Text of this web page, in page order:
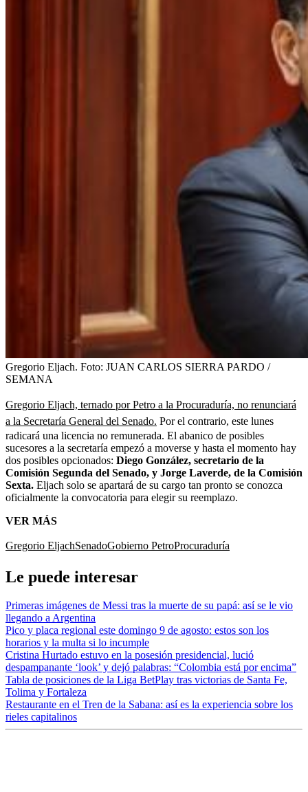
Gregorio Eljach. Foto: JUAN CARLOS SIERRA PARDO /
SEMANA
Gregorio Eljach, ternado por Petro a la Procuraduría, no renunciará
a la Secretaría General del Senado. Por el contrario, este lunes
radicará una licencia no remunerada. El abanico de posibles
sucesores a la secretaría empezó a moverse y hasta el momento hay
dos posibles opcionados: Diego González, secretario de la
Comisión Segunda del Senado, y Jorge Laverde, de la Comisión
Sexta. Eljach solo se apartará de su cargo tan pronto se conozca
oficialmente la convocatoria para elegir su reemplazo.
VER MÁS
Gregorio EljachSenadoGobierno PetroProcuraduría
Le puede interesar
Primeras imágenes de Messi tras la muerte de su papá: así se le vio
llegando a Argentina
Pico y placa regional este domingo 9 de agosto: estos son los
horarios y la multa si lo incumple
Cristina Hurtado estuvo en la posesión presidencial, lució
despampanante ‘look’ y dejó palabras: “Colombia está por encima”
Tabla de posiciones de la Liga BetPlay tras victorias de Santa Fe,
Tolima y Fortaleza
Restaurante en el Tren de la Sabana: así es la experiencia sobre los
rieles capitalinos